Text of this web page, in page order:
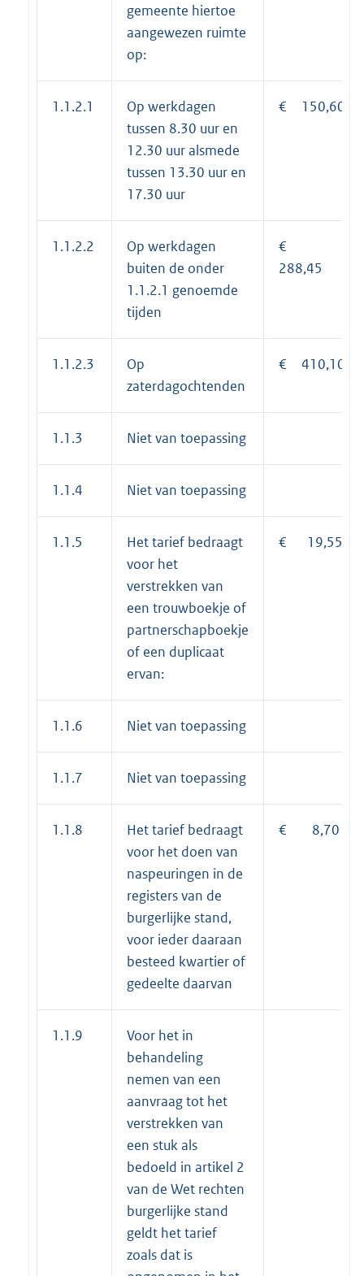
gemeente hiertoe
aangewezen ruimte
op:
1.1.2.1
Op werkdagen
tussen 8.30 uur en
12.30 uur alsmede
tussen 13.30 uur en
17.30 uur
€ 150,60
1.1.2.2
Op werkdagen
buiten de onder
1.1.2.1 genoemde
tijden
€
288,45
1.1.2.3
Op
zaterdagochtenden
€ 410,10
1.1.3 Niet van toepassing
1.1.4 Niet van toepassing
1.1.5
Het tarief bedraagt
voor het
verstrekken van
een trouwboekje of
partnerschapboekje
of een duplicaat
ervan:
€ 19,55
1.1.6 Niet van toepassing
1.1.7 Niet van toepassing
1.1.8
Het tarief bedraagt
voor het doen van
naspeuringen in de
registers van de
burgerlijke stand,
voor ieder daaraan
besteed kwartier of
gedeelte daarvan
€ 8,70
1.1.9
Voor het in
behandeling
nemen van een
aanvraag tot het
verstrekken van
een stuk als
bedoeld in artikel 2
van de Wet rechten
burgerlijke stand
geldt het tarief
zoals dat is